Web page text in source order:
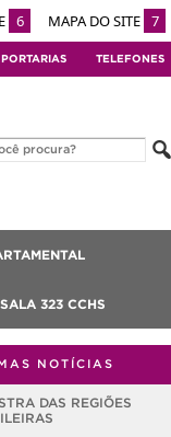
6 MAPA DO SITE 7
PORTARIAS TELEFONES
323 CCHS
NOTÍCIAS
DAS REGIÕES